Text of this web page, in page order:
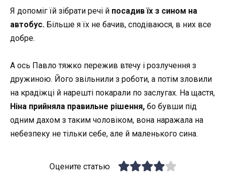
Я допоміг їй зібрати речі й посадив їх з сином на
автобус. Більше я їх не бачив, сподіваюся, в них все
добре.
А ось Павло тяжко пережив втечу і розлучення з
дружиною. Його звільнили з роботи, а потім зловили
на крадіжці й нарешті покарали по заслугах. На щастя,
Ніна прийняла правильне рішення, бо бувши під
одним дахом з таким чоловіком, вона наражала на
небезпеку не тільки себе, але й маленького сина.
Оцените статью